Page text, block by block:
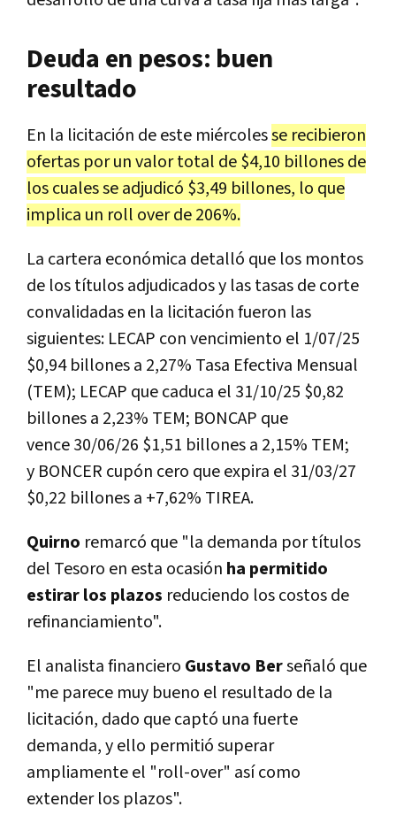
Deuda en pesos: buen
resultado
En la licitación de este miércolesse recibieron
ofertas por un valor total de $4,10 billones de
los cuales se adjudicó $3,49 billones, lo que
implica un roll over de 206%.
La cartera económica detalló que los montos
de los títulos adjudicados y las tasas de corte
convalidadas en la licitación fueron las
siguientes: LECAP con vencimiento el 1/07/25
$0,94 billones a 2,27% Tasa Efectiva Mensual
(TEM); LECAP que caduca el 31/10/25 $0,82
billones a 2,23% TEM; BONCAP que
vence 30/06/26 $1,51 billones a 2,15% TEM;
y BONCER cupón cero que expira el 31/03/27
$0,22 billones a +7,62% TIREA.
Quirno remarcó que "la demanda por títulos
del Tesoro en esta ocasión ha permitido
estirar los plazos reduciendo los costos de
refinanciamiento".
El analista financiero Gustavo Berseñaló que
"me parece muy bueno el resultado de la
licitación, dado que captó una fuerte
demanda, y ello permitió superar
ampliamente el "roll-over" así como
extender los plazos".